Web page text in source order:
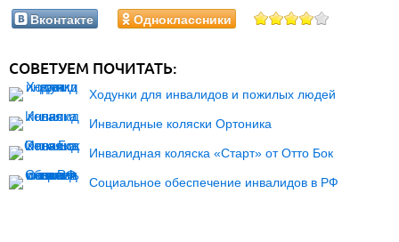
Вконтакте Одноклассники
СОВЕТУЕМ ПОЧИТАТЬ:
Ходунки для инвалидов и пожилых людей
Инвалидные коляски Ортоника
Инвалидная коляска «Старт» от Отто Бок
Социальное обеспечение инвалидов в РФ